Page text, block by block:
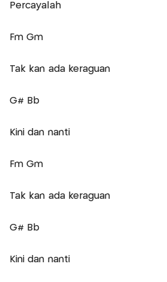
Percayalah
Fm Gm
Tak kan ada keraguan
G# Bb
Kini dan nanti
Fm Gm
Tak kan ada keraguan
G# Bb
Kini dan nanti